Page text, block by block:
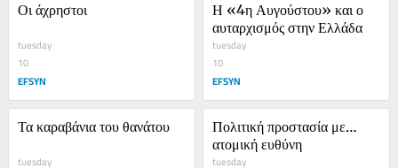
Οι άχρηστοι
tuesday
10
EFSYN
Η «4η Αυγούστου» και ο
αυταρχισμός στην Ελλάδα
tuesday
10
EFSYN
Τα καραβάνια του θανάτου
tuesday
Πολιτική προστασία με…
ατομική ευθύνη
tuesday